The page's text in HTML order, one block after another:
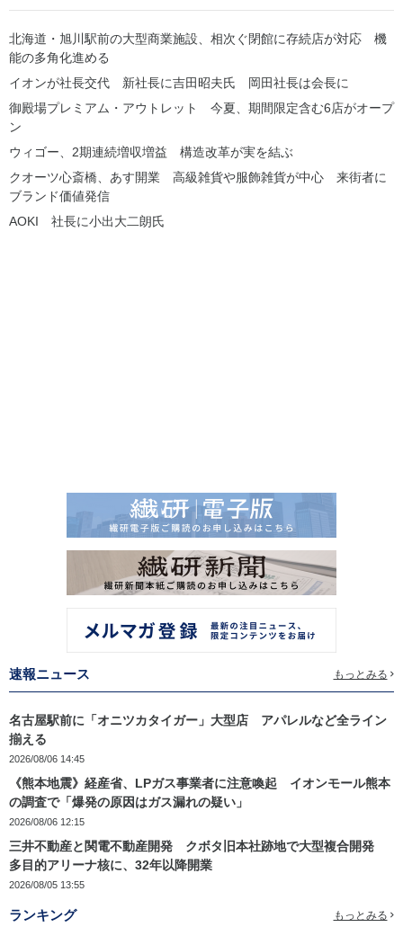
北海道・旭川駅前の大型商業施設、相次ぐ閉館に存続店が対応 機
能の多角化進める
イオンが社長交代 新社長に吉田昭夫氏 岡田社長は会長に
御殿場プレミアム・アウトレット 今夏、期間限定含む6店がオープ
ン
ウィゴー、2期連続増収増益 構造改革が実を結ぶ
クオーツ心斎橋、あす開業 高級雑貨や服飾雑貨が中心 来街者に
ブランド価値発信
AOKI 社長に小出大二朗氏
速報ニュース もっとみる
名古屋駅前に「オニツカタイガー」大型店 アパレルなど全ライン
揃える
2026/08/06 14:45
《熊本地震》経産省、LPガス事業者に注意喚起 イオンモール熊本
の調査で「爆発の原因はガス漏れの疑い」
2026/08/06 12:15
三井不動産と関電不動産開発 クボタ旧本社跡地で大型複合開発
多目的アリーナ核に、32年以降開業
2026/08/05 13:55
ランキング もっとみる